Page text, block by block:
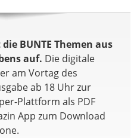
BUNTE Themen aus
auf. Die digitale
am Vortag des
ab 18 Uhr zur
Plattform als PDF
App zum Download